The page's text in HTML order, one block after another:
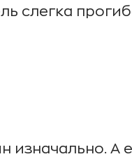
слегка
изначально. А